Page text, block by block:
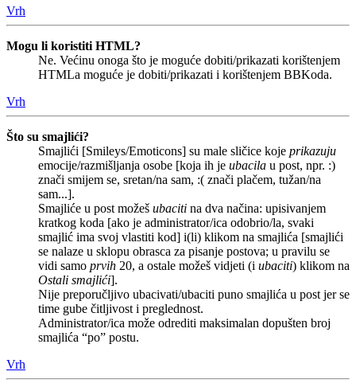
Vrh
Mogu li koristiti HTML?
Ne. Većinu onoga što je moguće dobiti/prikazati korištenjem
HTMLa moguće je dobiti/prikazati i korištenjem BBKoda.
Vrh
Što su smajlići?
Smajlići [Smileys/Emoticons] su male sličice koje prikazuju
emocije/razmišljanja osobe [koja ih je ubacila u post, npr. :)
znači smijem se, sretan/na sam, :( znači plačem, tužan/na
sam...].
Smajliće u post možeš ubaciti na dva načina: upisivanjem
kratkog koda [ako je administrator/ica odobrio/la, svaki
smajlić ima svoj vlastiti kod] i(li) klikom na smajlića [smajlići
se nalaze u sklopu obrasca za pisanje postova; u pravilu se
vidi samo prvih 20, a ostale možeš vidjeti (i ubaciti) klikom na
Ostali smajlići].
Nije preporučljivo ubacivati/ubaciti puno smajlića u post jer se
time gube čitljivost i preglednost.
Administrator/ica može odrediti maksimalan dopušten broj
smajlića “po” postu.
Vrh